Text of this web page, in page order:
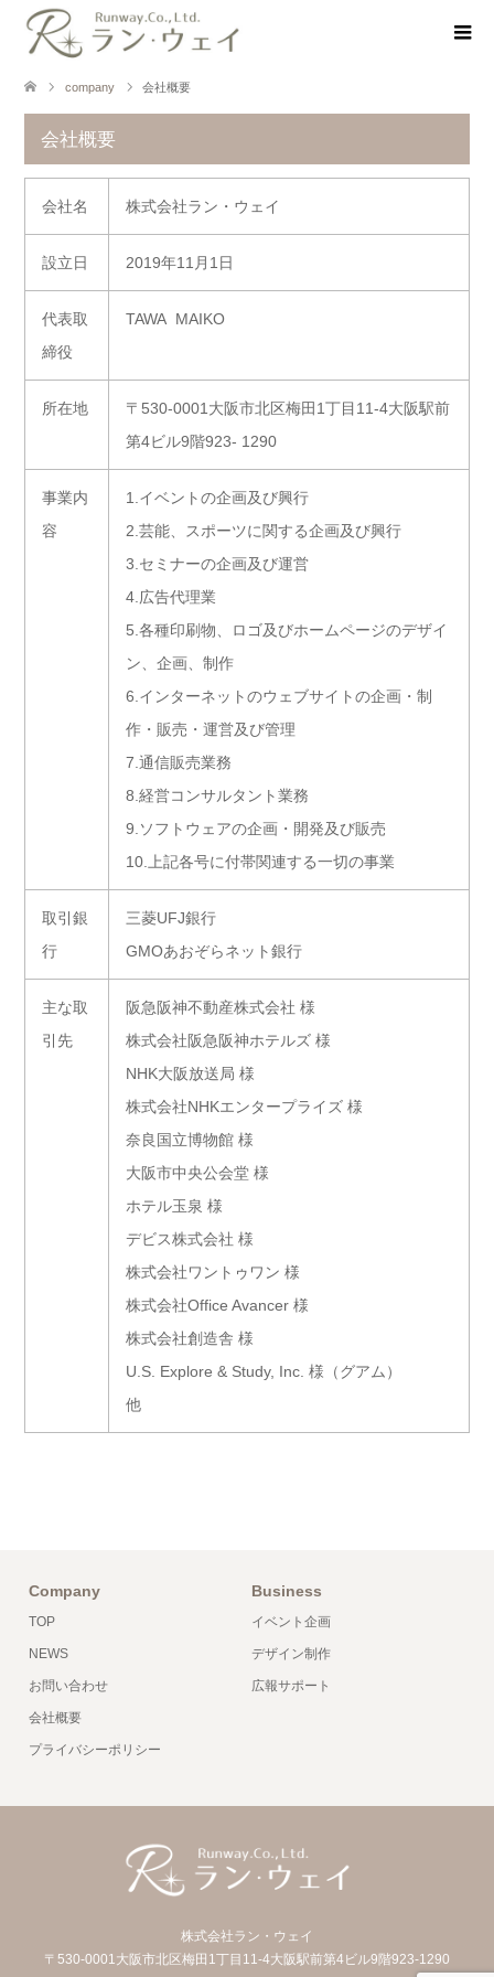
company 会社概要
会社概要
会社名 株式会社ラン・ウェイ
設立日 2019年11月1日
代表取
締役
TAWA MAIKO
所在地
〒530-0001大阪市北区梅田1丁目11-4大阪駅前
第4ビル9階923- 1290
事業内
容
1.イベントの企画及び興行
2.芸能、スポーツに関する企画及び興行
3.セミナーの企画及び運営
4.広告代理業
5.各種印刷物、ロゴ及びホームページのデザイ
ン、企画、制作
6.インターネットのウェブサイトの企画・制
作・販売・運営及び管理
7.通信販売業務
8.経営コンサルタント業務
9.ソフトウェアの企画・開発及び販売
10.上記各号に付帯関連する一切の事業
取引銀
行
三菱UFJ銀行
GMOあおぞらネット銀行
主な取
引先
阪急阪神不動産株式会社 様
株式会社阪急阪神ホテルズ 様
NHK大阪放送局 様
株式会社NHKエンタープライズ 様
奈良国立博物館 様
大阪市中央公会堂 様
ホテル玉泉 様
デビス株式会社 様
株式会社ワントゥワン 様
株式会社Office Avancer 様
株式会社創造舎 様
U.S. Explore & Study, Inc. 様（グアム）
他
Company
TOP
NEWS
お問い合わせ
会社概要
プライバシーポリシー
Business
イベント企画
デザイン制作
広報サポート
株式会社ラン・ウェイ
〒530-0001大阪市北区梅田1丁目11-4大阪駅前第4ビル9階923-1290